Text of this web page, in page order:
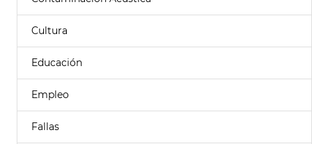
Cultura
Educación
Empleo
Fallas